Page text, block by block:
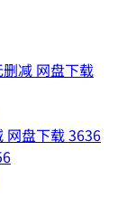
删减 网盘下载
网盘下载3636